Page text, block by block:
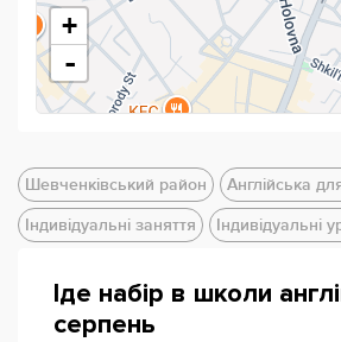
+
-
Шевченківський район
Англійська
Індивідуальні заняття
Індивідуальні
Іде набір в школи
серпень